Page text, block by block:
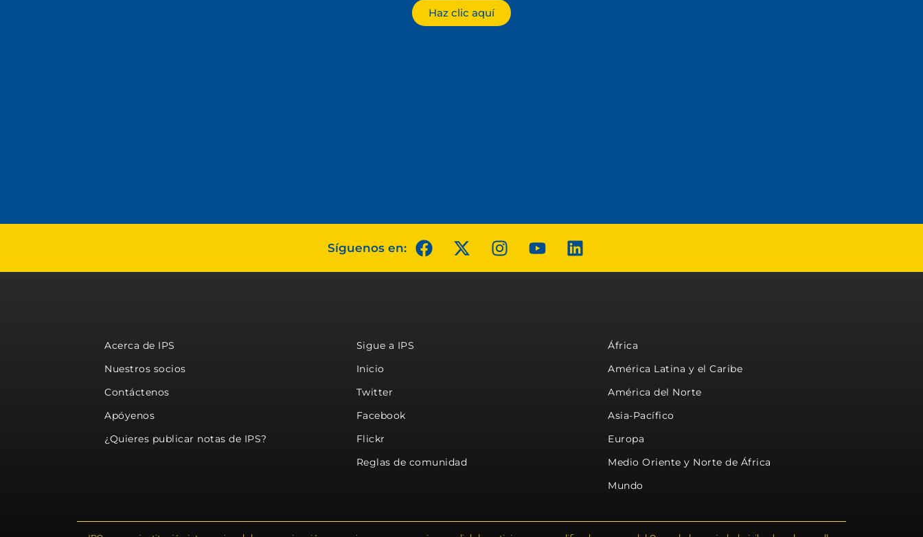
Haz clic aquí
Síguenos en:
Acerca de IPS
Nuestros socios
Contáctenos
Apóyenos
¿Quieres publicar notas de IPS?
Sigue a IPS
Inicio
Twitter
Facebook
Flickr
Reglas de comunidad
África
América Latina y el Caribe
América del Norte
Asia-Pacífico
Europa
Medio Oriente y Norte de África
Mundo